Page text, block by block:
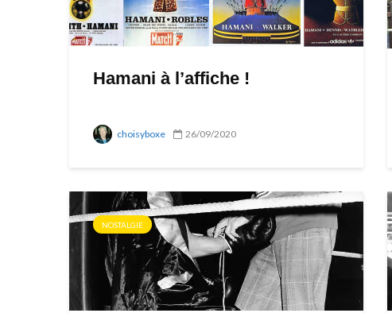
Hamani à l’affiche !
choisyboxe 26/09/2020
NOSTALGIE